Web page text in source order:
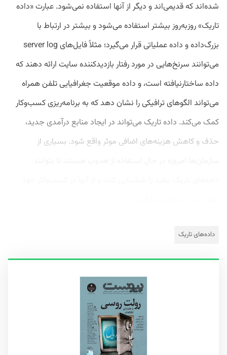
شده‌اند که قدیمی‌اند و دیگر از آنها استفاده نمی‌شود. عبارت «داده
تاریک» روزبه‌روز بیشتر استفاده می‌شود و بیشتر در ارتباط با
بزرگ‌داده و داده عملیاتی قرار می‌گیرد؛ مثلاً فایل‌های server log
می‌توانند سرنخ‌هایی در مورد رفتار بازدیدکننده سایت ارائه دهند که
داده ساختارنیافته است، و داده موقعیت جغرافیایی تلفن همراه
می‌تواند الگوهای ترافیکی را نشان دهد که به برنامه‌ریزی کسب‌وکار
کمک می‌کند. داده تاریک می‌تواند در ایجاد منابع درآمدی جدید،
حذف و کاهش هزینه‌های اضافی موثر واقع شود. بسیاری از
داده‌های تاریک